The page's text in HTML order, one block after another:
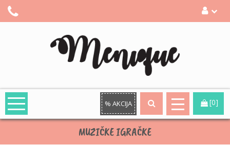
% AKCIJA [0]
MUZIČKE IGRAČKE